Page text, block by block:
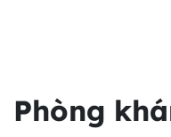
Phòng